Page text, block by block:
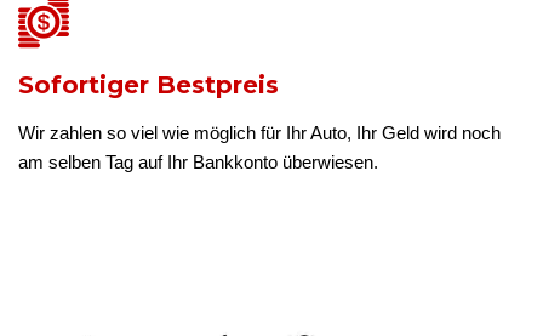
Sofortiger Bestpreis
Wir zahlen so viel wie möglich für Ihr Auto, Ihr Geld wird noch
am selben Tag auf Ihr Bankkonto überwiesen.